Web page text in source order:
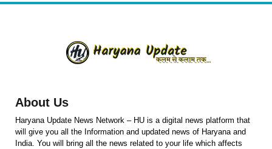
About Us
Haryana Update News Network – HU is a digital news platform that
will give you all the Information and updated news of Haryana and
India. You will bring all the news related to your life which affects